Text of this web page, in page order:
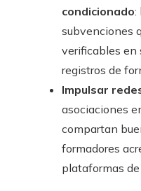
condicionado:
subvenciones
verificables en
registros de
Impulsar
asociaciones
compartan
formadores
plataformas